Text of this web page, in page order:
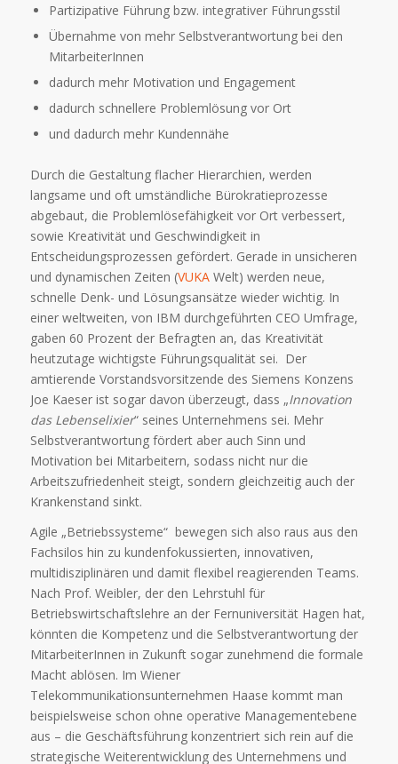
Partizipative Führung bzw. integrativer Führungsstil
Übernahme von mehr Selbstverantwortung bei den
MitarbeiterInnen
dadurch mehr Motivation und Engagement
dadurch schnellere Problemlösung vor Ort
und dadurch mehr Kundennähe
Durch die Gestaltung flacher Hierarchien, werden
langsame und oft umständliche Bürokratieprozesse
abgebaut, die Problemlösefähigkeit vor Ort verbessert,
sowie Kreativität und Geschwindigkeit in
Entscheidungsprozessen gefördert. Gerade in unsicheren
und dynamischen Zeiten (VUKAWelt) werden neue,
schnelle Denk- und Lösungsansätze wieder wichtig. In
einer weltweiten, von IBM durchgeführten CEO Umfrage,
gaben 60 Prozent der Befragten an, das Kreativität
heutzutage wichtigste Führungsqualität sei. Der
amtierende Vorstandsvorsitzende des Siemens Konzens
Joe Kaeser ist sogar davon überzeugt, dass „Innovation
das Lebenselixier“ seines Unternehmens sei. Mehr
Selbstverantwortung fördert aber auch Sinn und
Motivation bei Mitarbeitern, sodass nicht nur die
Arbeitszufriedenheit steigt, sondern gleichzeitig auch der
Krankenstand sinkt.
Agile „Betriebssysteme“ bewegen sich also raus aus den
Fachsilos hin zu kundenfokussierten, innovativen,
multidisziplinären und damit flexibel reagierenden Teams.
Nach Prof. Weibler, der den Lehrstuhl für
Betriebswirtschaftslehre an der Fernuniversität Hagen hat,
könnten die Kompetenz und die Selbstverantwortung der
MitarbeiterInnen in Zukunft sogar zunehmend die formale
Macht ablösen. Im Wiener
Telekommunikationsunternehmen Haase kommt man
beispielsweise schon ohne operative Managementebene
aus – die Geschäftsführung konzentriert sich rein auf die
strategische Weiterentwicklung des Unternehmens und